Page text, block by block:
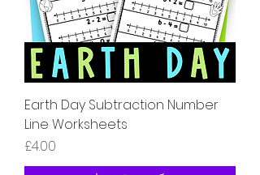
Earth Day Subtraction Number
Line Worksheets
ราคา
£4.00